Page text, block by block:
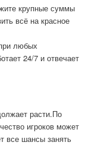
крупные суммы
всё на красное
любых
24/7 и отвечает
расти.По
игроков может
все шансы занять